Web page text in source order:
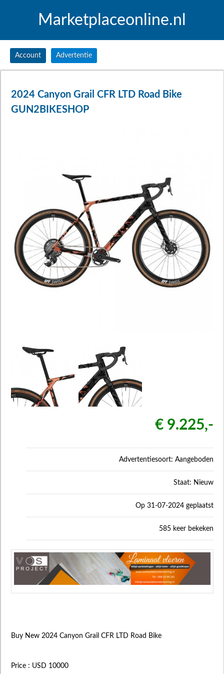
Marketplaceonline.nl
Account Advertentie
2024 Canyon Grail CFR LTD Road Bike
GUN2BIKESHOP
€ 9.225,-
Advertentiesoort: Aangeboden
Staat: Nieuw
Op 31-07-2024 geplaatst
585 keer bekeken
Buy New 2024 Canyon Grail CFR LTD Road Bike
Price : USD 10000